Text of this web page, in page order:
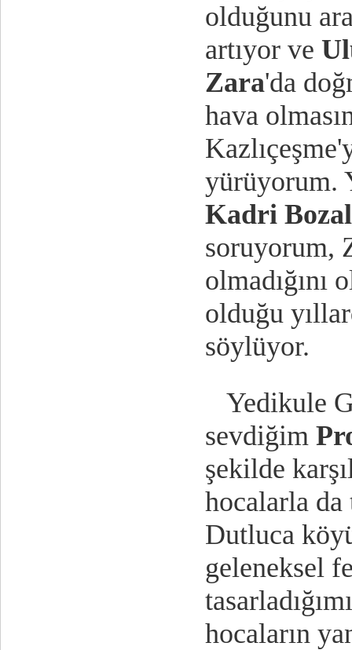
olduğunu
artıyor ve
Zara'da
hava
yürüyorum.
Kadri
soruyorum,
olmadığını
olduğu
söylüyor.
Yedikule
sevdiğim
şekilde
hocalarla da
Dutluca
geleneksel
hocaların